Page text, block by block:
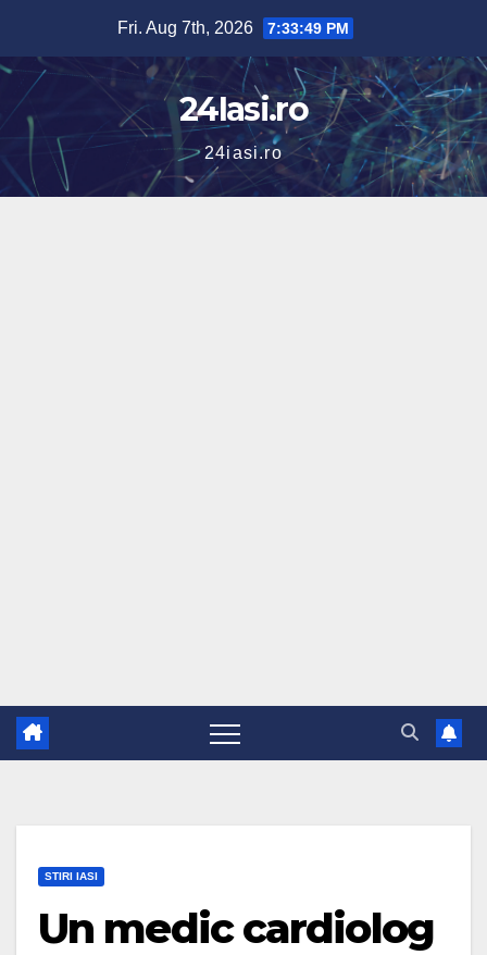
content
Fri. Aug 7th, 2026 7:33:50 PM
24Iasi.ro
24iasi.ro
STIRI IASI
Un medic cardiolog